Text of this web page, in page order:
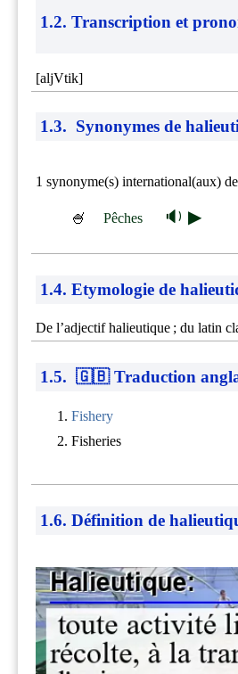
1.2. Transcription et
[aljVtik]
1.3. Synonymes de
1 synonyme(s) international(aux)
🍧 Pêches 🔉 ▶
1.4. Etymologie de
De l’adjectif halieutique ; du latin
1.5. 🇬🇧 Traduction
Fishery
Fisheries
1.6. Définition de